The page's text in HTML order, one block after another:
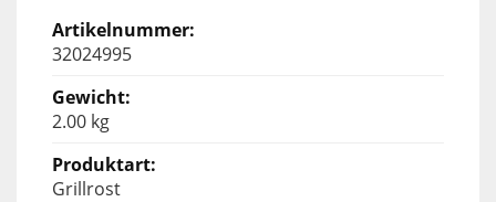
32024995
2.00 kg
Grillrost